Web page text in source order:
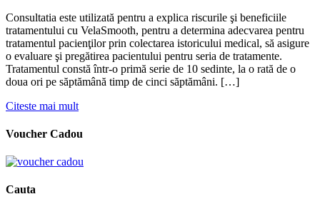
Consultatia este utilizată pentru a explica riscurile şi beneficiile
tratamentului cu VelaSmooth, pentru a determina adecvarea pentru
tratamentul pacienţilor prin colectarea istoricului medical, să asigure
o evaluare şi pregătirea pacientului pentru seria de tratamente.
Tratamentul constă într-o primă serie de 10 sedinte, la o rată de o
doua ori pe săptămână timp de cinci săptămâni. […]
Citeste mai mult
Voucher Cadou
Cauta